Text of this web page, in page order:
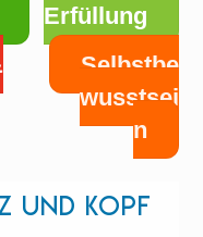
Erfüllung
Selbstbe
wusstsei
n
und Kopf